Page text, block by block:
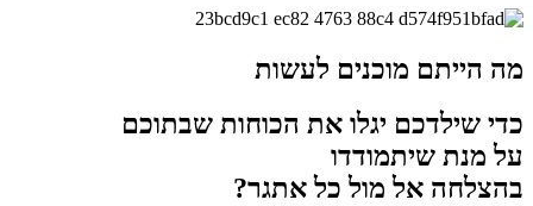
מה הייתם מוכנים לעשות
כדי שילדכם יגלו את הכוחות שבתוכם
על מנת שיתמודדו
בהצלחה אל מול כל אתגר?